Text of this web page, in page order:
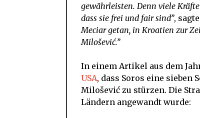
gewährleisten. Denn viele
dass sie frei und fair sind”,
Meciar getan, in Kroatien zur
Milošević.”
In einem Artikel aus dem
USA, dass Soros eine sieben
Milošević zu stürzen. Die
Ländern angewandt wurde: